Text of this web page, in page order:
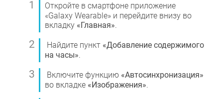
Откройте в смартфоне приложение
«Galaxy Wearable» и перейдите внизу во
вкладку «Главная».
Найдите пункт «Добавление содержимого
на часы».
Включите функцию «Автосинхронизация»
во вкладке «Изображения».